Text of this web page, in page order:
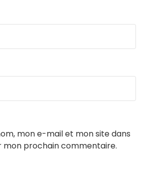
mon e-mail et mon site dans
mon prochain commentaire.